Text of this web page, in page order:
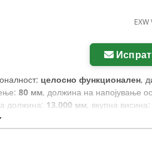
целосно функционален,
80 мм, должина на напојување
должина: 13.000 мм, вкупна висина:
на сечење квадратен челик на 45°:
сечење:80 мм,